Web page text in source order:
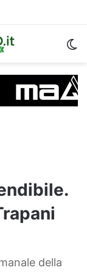
della